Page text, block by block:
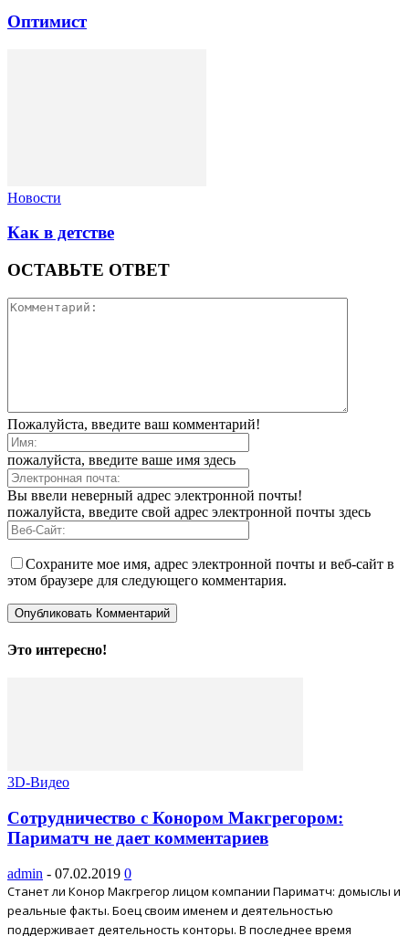
Оптимист
Новости
Как в детстве
ОСТАВЬТЕ ОТВЕТ
Пожалуйста, введите ваш комментарий!
пожалуйста, введите ваше имя здесь
Вы ввели неверный адрес электронной почты!
пожалуйста, введите свой адрес электронной почты здесь
Сохраните мое имя, адрес электронной почты и веб-сайт в
этом браузере для следующего комментария.
Это интересно!
3D-Видео
Сотрудничество с Конором Макгрегором:
Париматч не дает комментариев
admin - 07.02.2019 0
Станет ли Конор Макгрегор лицом компании Париматч: домыслы и
реальные факты. Боец своим именем и деятельностью
поддерживает деятельность конторы. В последнее время